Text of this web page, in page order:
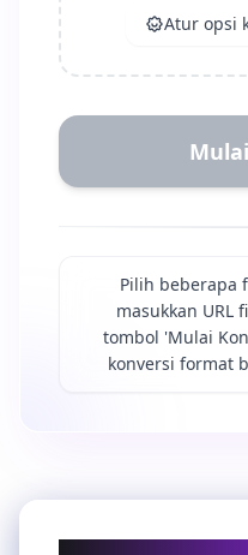
Atur opsi
Pilih beberapa
masukkan URL
tombol 'Mulai
konversi format